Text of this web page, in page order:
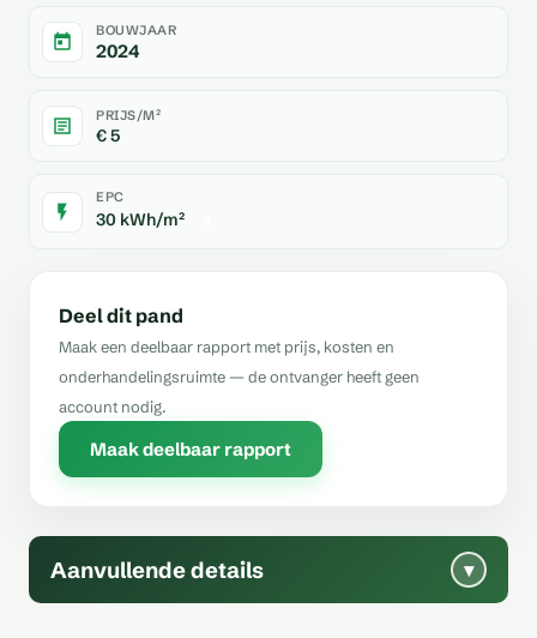
BOUWJAAR
2024
PRIJS/M²
€ 5
EPC
30 kWh/m²
Deel dit pand
Maak een deelbaar rapport met prijs, kosten en
onderhandelingsruimte — de ontvanger heeft geen
account nodig.
Maak deelbaar rapport
Aanvullende details ▾